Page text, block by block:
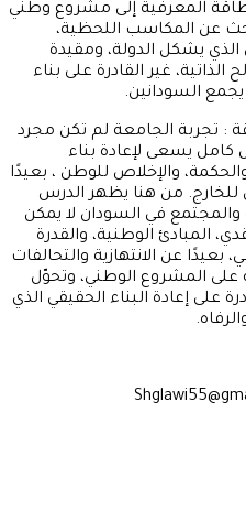
المعرفية إلى مشروع وطني
عن المكاسب اللحظية،
الذي يشكل الدولة، ومقيدة
غير القادرة على بناء
السودانين.
: تجربة الجامعة لم تكن مجرد
يسعى لإعادة بناء
والإخلاص للوطن ، بعيدًا
للخارج. من هنا يظهر الدرس
في السودان لا يمكن
المبادئ الوطنية، والقدرة
بعيدًا عن الانتهازية والتحالفات
على المشروع الوطني، وتحوّل
على إعادة البناء الحقيقي الذي